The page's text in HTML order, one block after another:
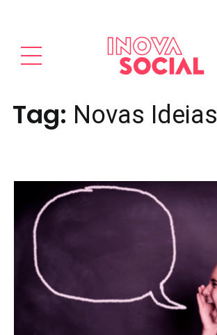
Tag: Novas Ideias